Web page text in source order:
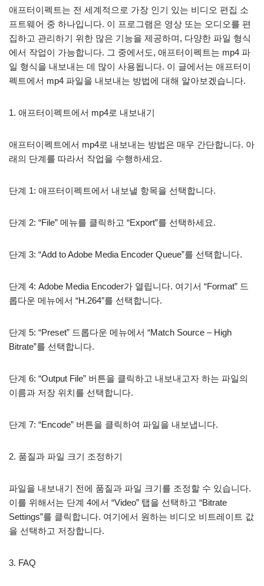
애프터이펙트는 전 세계적으로 가장 인기 있는 비디오 편집 소
프트웨어 중 하나입니다. 이 프로그램은 영상 또는 오디오를 편
집하고 관리하기 위한 많은 기능을 제공하며, 다양한 파일 형식
에서 작업이 가능합니다. 그 중에서도, 애프터이펙트는 mp4 파
일 형식을 내보내는 데 많이 사용됩니다. 이 글에서는 애프터이
펙트에서 mp4 파일을 내보내는 방법에 대해 알아보겠습니다.
1. 애프터이펙트에서 mp4로 내보내기
애프터이펙트에서 mp4로 내보내는 방법은 매우 간단합니다. 아
래의 단계를 따라서 작업을 수행하세요.
단계 1: 애프터이펙트에서 내보낼 항목을 선택합니다.
단계 2: “File” 메뉴를 클릭하고 “Export”를 선택하세요.
단계 3: “Add to Adobe Media Encoder Queue”를 선택합니다.
단계 4: Adobe Media Encoder가 열립니다. 여기서 “Format” 드
롭다운 메뉴에서 “H.264″를 선택합니다.
단계 5: “Preset” 드롭다운 메뉴에서 “Match Source – High
Bitrate”를 선택합니다.
단계 6: “Output File” 버튼을 클릭하고 내보내고자 하는 파일의
이름과 저장 위치를 선택합니다.
단계 7: “Encode” 버튼을 클릭하여 파일을 내보냅니다.
2. 품질과 파일 크기 조정하기
파일을 내보내기 전에 품질과 파일 크기를 조정할 수 있습니다.
이를 위해서는 단계 4에서 “Video” 탭을 선택하고 “Bitrate
Settings”를 클릭합니다. 여기에서 원하는 비디오 비트레이트 값
을 선택하고 저장합니다.
3. FAQ